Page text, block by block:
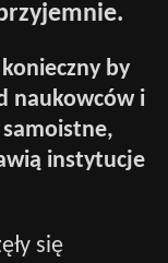
by
naukowców i
instytucje
się